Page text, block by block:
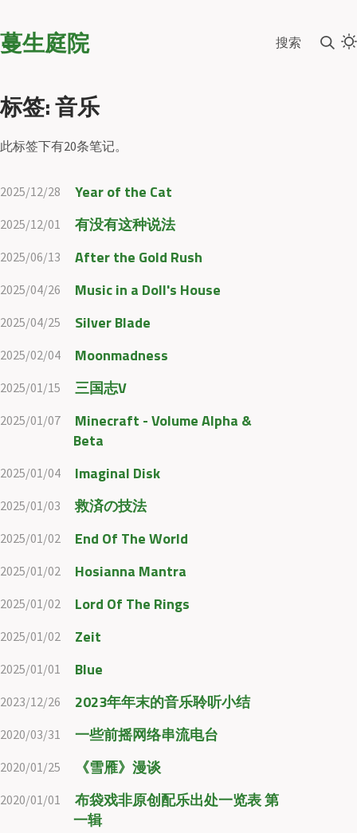
蔓生庭院 搜索
标签: 音乐
此标签下有20条笔记。
2025/12/28 Year of the Cat
2025/12/01 有没有这种说法
2025/06/13 After the Gold Rush
2025/04/26 Music in a Doll's House
2025/04/25 Silver Blade
2025/02/04 Moonmadness
2025/01/15 三国志V
2025/01/07
Minecraft - Volume Alpha &
Beta
2025/01/04 Imaginal Disk
2025/01/03 救済の技法
2025/01/02 End Of The World
2025/01/02 Hosianna Mantra
2025/01/02 Lord Of The Rings
2025/01/02 Zeit
2025/01/01 Blue
2023/12/26 2023年年末的音乐聆听小结
2020/03/31 一些前摇网络串流电台
2020/01/25 《雪雁》漫谈
2020/01/01
布袋戏非原创配乐出处一览表 第
一辑